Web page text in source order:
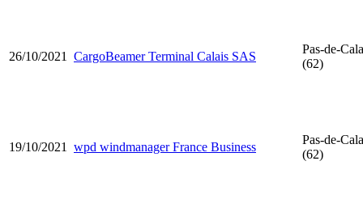
26/10/2021 CargoBeamer Terminal Calais SAS
Pas-de-
(62)
19/10/2021 wpd windmanager France Business
Pas-de-
(62)